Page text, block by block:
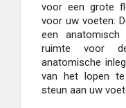
voor een grote
voor uw voeten:
een
ruimte voor
anatomische
van het lopen
steun aan uw